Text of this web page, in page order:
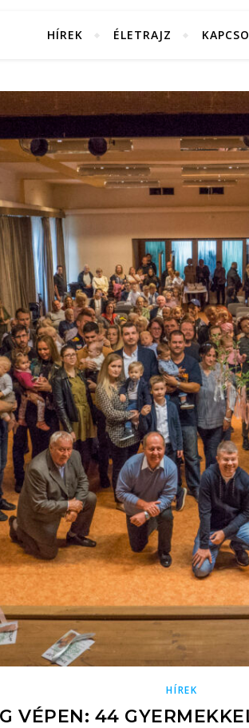
HÍREK ÉLETRAJZ
HÍREK
VÉPEN: 44